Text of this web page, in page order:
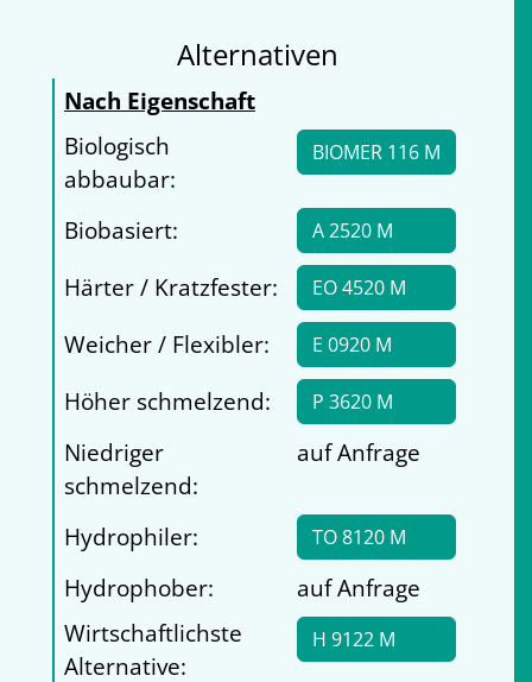
Alternativen
Nach Eigenschaft
Biologisch
abbaubar:
BIOMER 116 M
Biobasiert: A 2520 M
Härter / Kratzfester: EO 4520 M
Weicher / Flexibler: E 0920 M
Höher schmelzend: P 3620 M
Niedriger
schmelzend:
auf Anfrage
Hydrophiler: TO 8120 M
Hydrophober:
auf Anfrage
Wirtschaftlichste
Alternative:
H 9122 M